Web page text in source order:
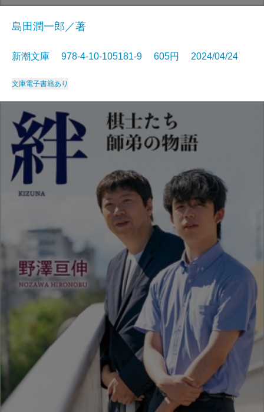
島田潤一郎／著
新潮文庫 978-4-10-105181-9 605円 2024/04/24
文庫電子書籍あり